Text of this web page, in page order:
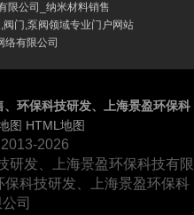
限公司_纳米材料销售
门,泵阀领域专业门户网站
络有限公司
环保科技研发、上海景盈环保科
图 HTML地图
2026
研发、上海景盈环保科技有限
科技研发、上海景盈环保科
司